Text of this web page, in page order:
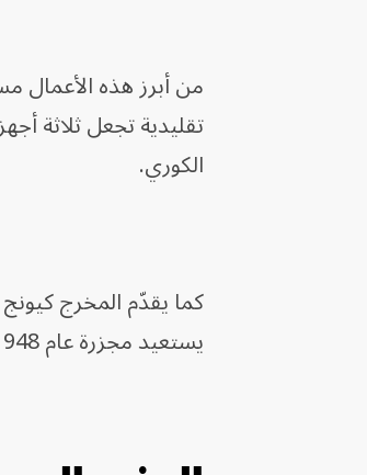
تقليدية تجعل ثلاثة
الكوري.
يستعيد مجزرة عام 1948 في جزيرة جيجو، إحدى أكثر الصفحات إيلاماً في التاريخ الكوري الحديث.